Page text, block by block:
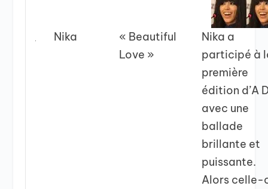
Nika
« Beautiful
Love »
Nika a
participé à
première
édition d’A
avec une
ballade
brillante et
puissante.
Alors celle-